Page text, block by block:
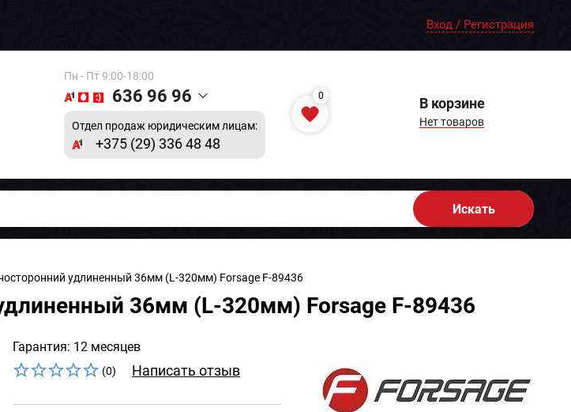
Вход / Регистрация
Пн - Пт 9:00-18:00
636 96 96
Отдел продаж юридическим лицам:
+375 (29) 336 48 48
0 В корзине
Нет товаров
Искать
удлиненный 36мм (L-320мм) Forsage F-89436
36мм (L-320мм) Forsage F-89436
Гарантия: 12 месяцев
(0) Написать отзыв